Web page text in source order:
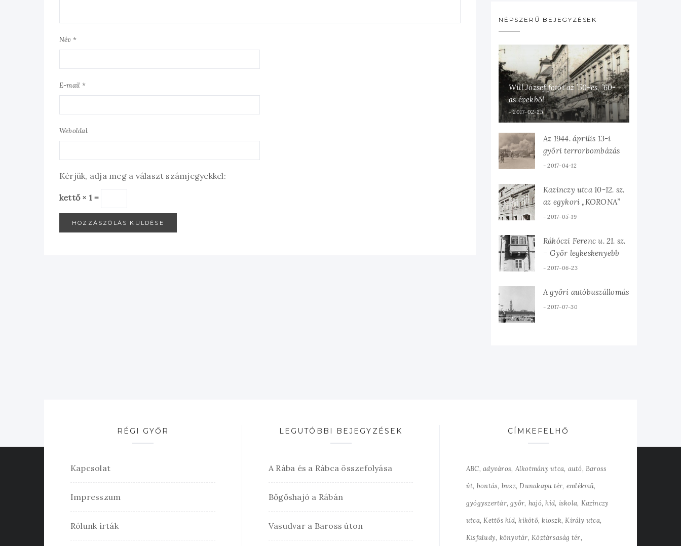
Név *
E-mail *
Weboldal
Kérjük, adja meg a választ számjegyekkel:
kettő × 1 =
NÉPSZERŰ BEJEGYZÉSEK
Will József fotói az ’50-es, ’60-
as évekből
2017-02-25
Az 1944. április 13-i
győri terrorbombázás
2017-04-12
Kazinczy utca 10-12. sz.
az egykori „KORONA”
vendégfogadó
2017-05-19
Rákóczi Ferenc u. 21. sz.
– Győr legkeskenyebb
háza
2017-06-23
A győri autóbuszállomás
2017-07-30
RÉGI GYŐR
Kapcsolat
Impresszum
Rólunk írták
LEGUTÓBBI BEJEGYZÉSEK
A Rába és a Rábca összefolyása
Bőgőshajó a Rábán
Vasudvar a Baross úton
CÍMKEFELHŐ
ABC adyváros Alkotmány utca autó Baross
út bontás busz Dunakapu tér emlékmű
gyógyszertár győr hajó híd iskola Kazinczy
utca Kettős híd kikötő kioszk Király utca
Kisfaludy könyvtár Köztársaság tér